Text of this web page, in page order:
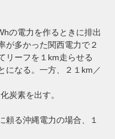
の電力を作るときに排出
が多かった関西電力で２
リーフを１km走らせる
になる。一方、２１km／
炭素を出す。
頼る沖縄電力の場合、１